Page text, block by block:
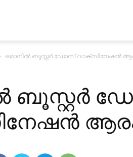
ഒമാനിൽ ബൂസ്റ്റർ ഡോസ് വാക്സിനേഷൻ
ബൂസ്റ്റർ